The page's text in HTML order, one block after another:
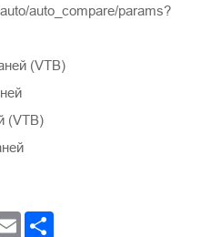
auto_compare/params?
(VTB)
(VTB)
Email